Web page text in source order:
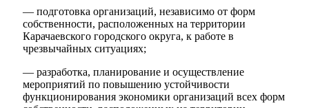
— подготовка организаций, независимо от форм
собственности, расположенных на территории
Карачаевского городского округа, к работе в
чрезвычайных ситуациях;
— разработка, планирование и осуществление
мероприятий по повышению устойчивости
функционирования экономики организаций всех форм